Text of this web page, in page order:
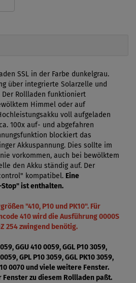
SSL in der Farbe dunkelgrau.
über integrierte Solarzelle und
Der Rollladen funktioniert
Himmel oder auf
voll aufgeladen
100x auf- und abgefahren
blockiert das
Akkuspannung. Dies sollte im
vorkommen, auch bei bewölktem
den Akku ständig auf. Der
kompatibel. Eine
ist enthalten.
"410, P10 und PK10". Für
410 wird die Ausführung 0000S
254 zwingend benötig.
GGU 410 0059, GGL P10 3059,
GPL P10 3059, GGL PK10 3059,
0070 und viele weitere Fenster.
zu diesem Rollladen paßt.